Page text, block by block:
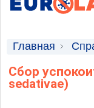
Главная
Лекарственные
Сбор
sedativae)